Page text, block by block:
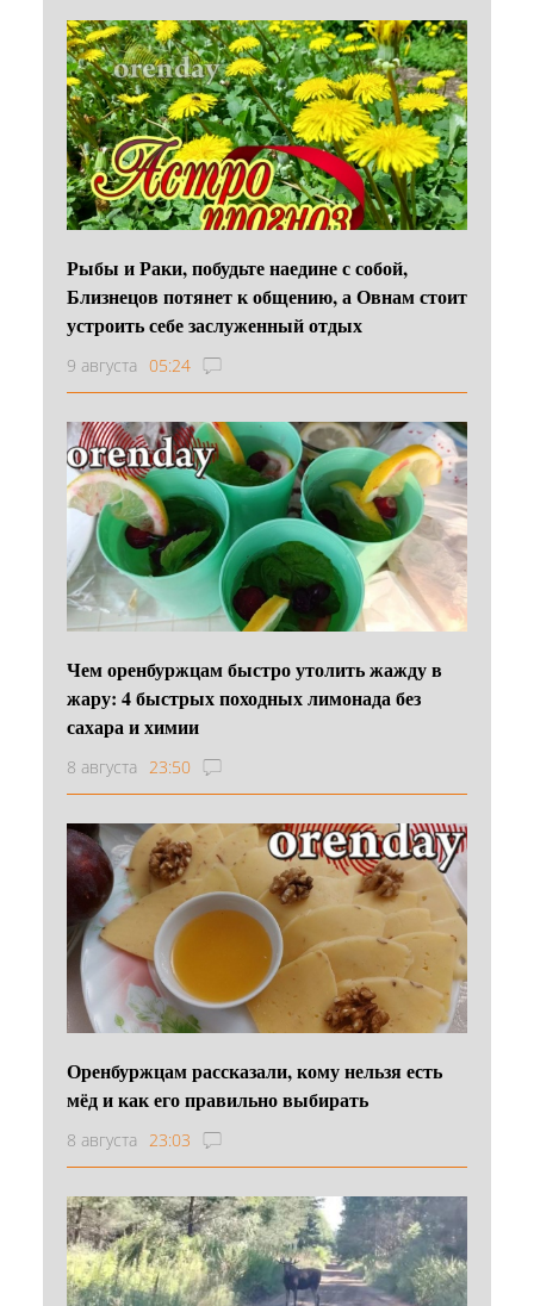
Рыбы и Раки, побудьте наедине с собой,
Близнецов потянет к общению, а Овнам стоит
устроить себе заслуженный отдых
9 августа 05:24
Чем оренбуржцам быстро утолить жажду в
жару: 4 быстрых походных лимонада без
сахара и химии
8 августа 23:50
Оренбуржцам рассказали, кому нельзя есть
мёд и как его правильно выбирать
8 августа 23:03